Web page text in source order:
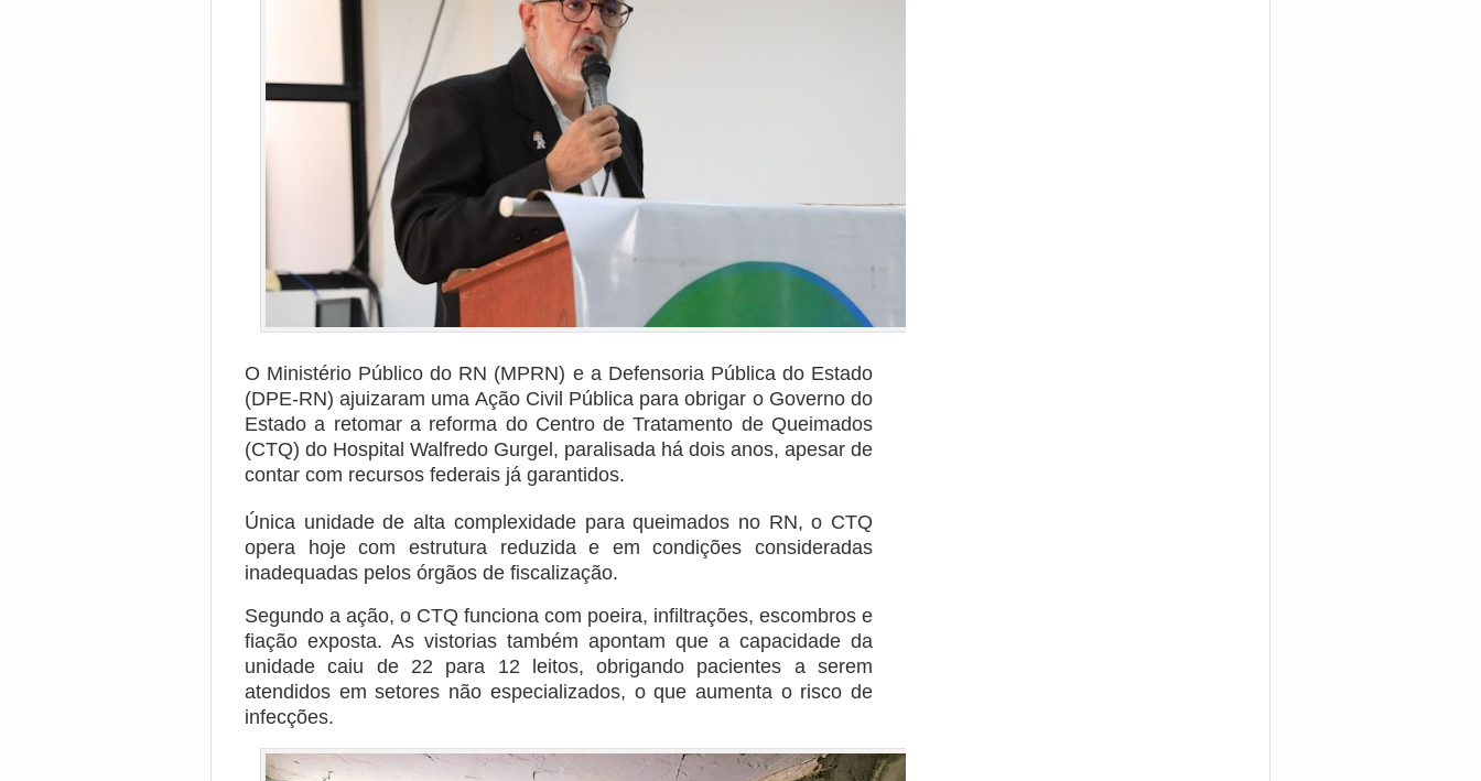
O Ministério Público do RN (MPRN) e a Defensoria Pública do Estado
(DPE-RN) ajuizaram uma Ação Civil Pública para obrigar o Governo do
Estado a retomar a reforma do Centro de Tratamento de Queimados
(CTQ) do Hospital Walfredo Gurgel, paralisada há dois anos, apesar de
contar com recursos federais já garantidos.
Única unidade de alta complexidade para queimados no RN, o CTQ
opera hoje com estrutura reduzida e em condições consideradas
inadequadas pelos órgãos de fiscalização.
Segundo a ação, o CTQ funciona com poeira, infiltrações, escombros e
fiação exposta. As vistorias também apontam que a capacidade da
unidade caiu de 22 para 12 leitos, obrigando pacientes a serem
atendidos em setores não especializados, o que aumenta o risco de
infecções.